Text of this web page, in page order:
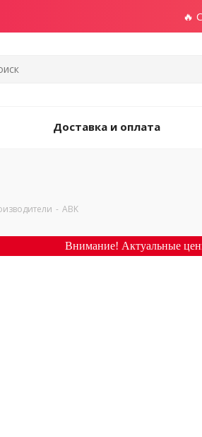
🔥
Доставка и оплата
- ABK
Внимание! Актуальные